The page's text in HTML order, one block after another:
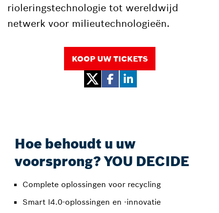
rioleringstechnologie tot wereldwijd
netwerk voor milieutechnologieën.
KOOP UW TICKETS
Hoe behoudt u uw
voorsprong? YOU DECIDE
Complete oplossingen voor recycling
Smart I4.0-oplossingen en -innovatie